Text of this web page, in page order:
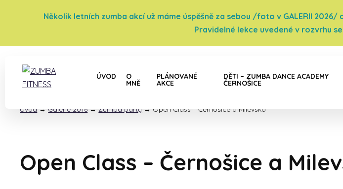
Několik letních zumba akcí už máme úspěšně za sebou /foto v GALERII
Pravidelné lekce uvedené v rozvrhu
ÚVOD O
MNĚ
PLÁNOVANÉ
AKCE
DĚTI – ZUMBA DANCE ACADEMY
ČERNOŠICE
Úvod → Galerie 2016 →Zumba párty → Open Class – Černošice a Milevsko
Open Class – Černošice a